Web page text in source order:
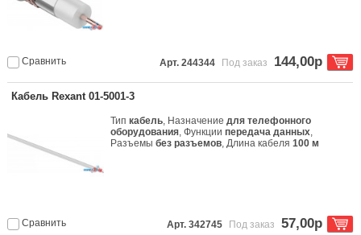
Сравнить Арт. 244344 Под заказ 144,00р
Кабель Rexant 01-5001-3
Типкабель, Назначениедля телефонного
оборудования, Функциипередача данных,
Разъемыбез разъемов, Длина кабеля100 м
Сравнить Арт. 342745 Под заказ 57,00р